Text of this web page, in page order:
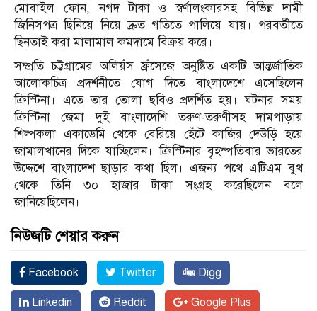
মোবাইল ফোন, নগদ টাকা ও স্বর্ণালংকারসহ বিভিন্ন দামী
জিনিসপত্র ছিনিয়ে নিয়ে দ্রুত গতিতে পালিয়ে যায়। পরবর্তীতে
ছিনতাই করা মালামাল কমদামে বিক্রয় করে।
সম্প্রতি চট্টগ্রামের অলিয়ঁস ফ্রঁসেজে অনুষ্টিত একটি আন্তর্জাতিক
আলোকচিত্র প্রদর্শনীতে যোগ দিতে বাংলাদেশে এসেছিলেন
ক্রিস্টিনা। এতে তার তোলা ছবিও প্রদর্শিত হয়। ঘটনার সময়
ক্রিস্টিনা জেমা দুই বাংলাদেশি তরুণ-তরুণীসহ দামপাড়ায়
শিল্পকলা একাডেমি থেকে বেরিয়ে হেঁটে কাজির দেউড়ি হয়ে
জামালখানের দিকে যাচ্ছিলেন। ক্রিস্টিনার বৃহস্পতিবার ভারতের
উদ্দেশে বাংলাদেশ ছাড়ার কথা ছিল। এজন্য পথে এটিএম বুথ
থেকে তিনি ৩০ হাজার টাকা সংগ্রহ করেছিলেন বলে
জানিয়েছিলেন।
নিউজটি শেয়ার করুন
Facebook Twitter Digg
Linkedin Reddit Google Plus